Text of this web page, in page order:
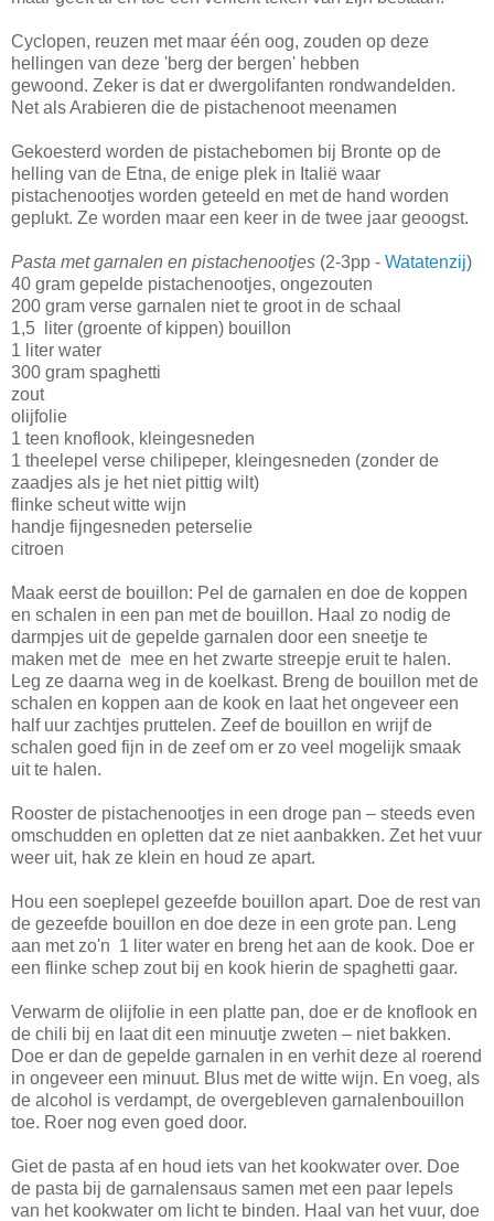
Cyclopen, reuzen met maar één oog, zouden op deze
hellingen van deze 'berg der bergen' hebben
gewoond. Zeker is dat er dwergolifanten rondwandelden.
Net als Arabieren die de pistachenoot meenamen
Gekoesterd worden de pistachebomen bij Bronte op de
helling van de Etna, de enige plek in Italië waar
pistachenootjes worden geteeld en met de hand worden
geplukt. Ze worden maar een keer in de twee jaar geoogst.
Pasta met garnalen en pistachenootjes (2-3pp - Watatenzij)
40 gram gepelde pistachenootjes, ongezouten
200 gram verse garnalen niet te groot in de schaal
1,5 liter (groente of kippen) bouillon
1 liter water
300 gram spaghetti
zout
olijfolie
1 teen knoflook, kleingesneden
1 theelepel verse chilipeper, kleingesneden (zonder de
zaadjes als je het niet pittig wilt)
flinke scheut witte wijn
handje fijngesneden peterselie
citroen
Maak eerst de bouillon: Pel de garnalen en doe de koppen
en schalen in een pan met de bouillon. Haal zo nodig de
darmpjes uit de gepelde garnalen door een sneetje te
maken met de mee en het zwarte streepje eruit te halen.
Leg ze daarna weg in de koelkast. Breng de bouillon met de
schalen en koppen aan de kook en laat het ongeveer een
half uur zachtjes pruttelen. Zeef de bouillon en wrijf de
schalen goed fijn in de zeef om er zo veel mogelijk smaak
uit te halen.
Rooster de pistachenootjes in een droge pan – steeds even
omschudden en opletten dat ze niet aanbakken. Zet het vuur
weer uit, hak ze klein en houd ze apart.
Hou een soeplepel gezeefde bouillon apart. Doe de rest van
de gezeefde bouillon en doe deze in een grote pan. Leng
aan met zo'n 1 liter water en breng het aan de kook. Doe er
een flinke schep zout bij en kook hierin de spaghetti gaar.
Verwarm de olijfolie in een platte pan, doe er de knoflook en
de chili bij en laat dit een minuutje zweten – niet bakken.
Doe er dan de gepelde garnalen in en verhit deze al roerend
in ongeveer een minuut. Blus met de witte wijn. En voeg, als
de alcohol is verdampt, de overgebleven garnalenbouillon
toe. Roer nog even goed door.
Giet de pasta af en houd iets van het kookwater over. Doe
de pasta bij de garnalensaus samen met een paar lepels
van het kookwater om licht te binden. Haal van het vuur, doe